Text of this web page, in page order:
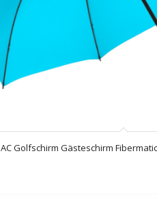
AC Golfschirm Gästeschirm